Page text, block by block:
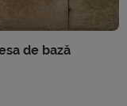
de bază